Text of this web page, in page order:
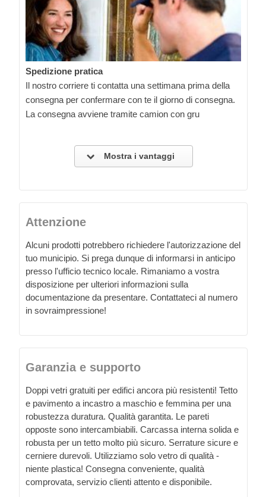
Spedizione pratica
Il nostro corriere ti contatta una settimana prima della
consegna per confermare con te il giorno di consegna.
La consegna avviene tramite camion con gru
Mostra i vantaggi
Attenzione
Alcuni prodotti potrebbero richiedere l'autorizzazione del
tuo municipio. Si prega dunque di informarsi in anticipo
presso l'ufficio tecnico locale. Rimaniamo a vostra
disposizione per ulteriori informazioni sulla
documentazione da presentare. Contattateci al numero
in sovraimpressione!
Garanzia e supporto
Doppi vetri gratuiti per edifici ancora più resistenti! Tetto
e pavimento a incastro a maschio e femmina per una
robustezza duratura. Qualità garantita. Le pareti
opposte sono intercambiabili. Carcassa interna solida e
robusta per un tetto molto più sicuro. Serrature sicure e
cerniere durevoli. Utilizziamo solo vetro di qualità -
niente plastica! Consegna conveniente, qualità
comprovata, servizio clienti attento e disponibile.